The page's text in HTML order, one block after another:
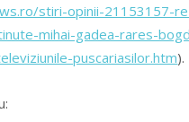
stiri-opinii-21153157-
mihai-gadea-rares-
puscariasilor.htm).